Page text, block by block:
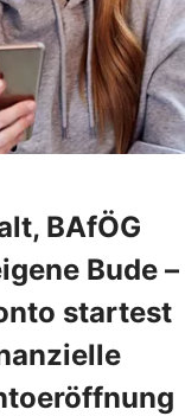
BAfÖG
Bude –
startest